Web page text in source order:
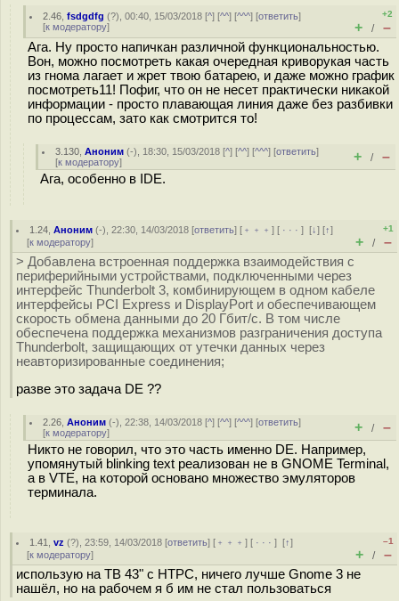
2.46 ,fsdgdfg (?), 00:40, 15/03/2018 [^] [^^] [^^^] [ответить]
[к модератору]
+2
+ / –
Ага. Ну просто напичкан различной функциональностью.
Вон, можно посмотреть какая очередная криворукая часть
из гнома лагает и жрет твою батарею, и даже можно график
посмотреть11! Пофиг, что он не несет практически никакой
информации - просто плавающая линия даже без разбивки
по процессам, зато как смотрится то!
3.130 ,Аноним (-), 18:30, 15/03/2018 [^] [^^] [^^^] [ответить]
[к модератору] + / –
Ага, особенно в IDE.
1.24 ,Аноним (-), 22:30, 14/03/2018 [ответить] [ ﹢﹢﹢] [ · · ·][↓] [↑]
[к модератору]
+1
+ / –
> Добавлена встроенная поддержка взаимодействия с
периферийными устройствами, подключенными через
интерфейс Thunderbolt 3, комбинирующем в одном кабеле
интерфейсы PCI Express и DisplayPort и обеспечивающем
скорость обмена данными до 20 Гбит/с. В том числе
обеспечена поддержка механизмов разграничения доступа
Thunderbolt, защищающих от утечки данных через
неавторизированные соединения;
разве это задача DE ??
2.26 ,Аноним (-), 22:38, 14/03/2018 [^] [^^] [^^^] [ответить]
[к модератору] + / –
Никто не говорил, что это часть именно DE. Например,
упомянутый blinking text реализован не в GNOME Terminal,
а в VTE, на которой основано множество эмуляторов
терминала.
1.41 ,vz (?), 23:59, 14/03/2018 [ответить] [ ﹢﹢﹢] [ · · ·][↑]
[к модератору]
–1
+ / –
использую на ТВ 43" с HTPC, ничего лучше Gnome 3 не
нашёл, но на рабочем я б им не стал пользоваться